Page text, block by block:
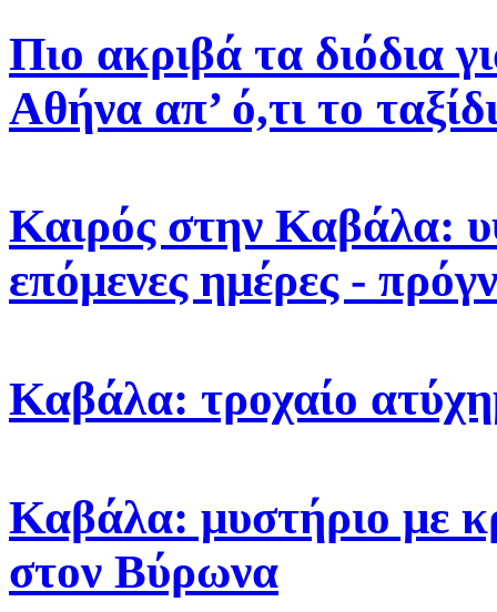
Πιο ακριβά τα διόδια
Αθήνα απ’ ό,τι το
Καιρός στην Καβάλα:
επόμενες ημέρες -
Καβάλα: τροχαίο
Καβάλα: μυστήριο με
στον Βύρωνα